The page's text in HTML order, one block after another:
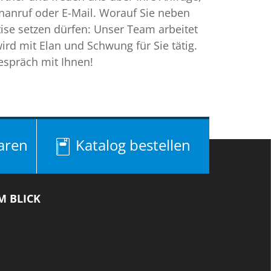
oder E-Mail. Worauf Sie neben
setzen dürfen: Unser Team arbeitet
mit Elan und Schwung für Sie tätig.
mit Ihnen!
Katalog bestellen
BLICK